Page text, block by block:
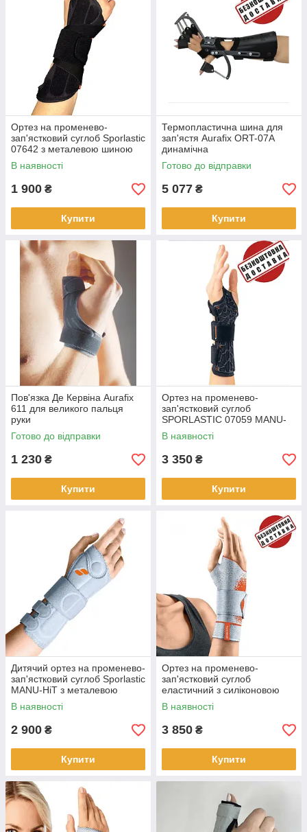
Ортез на променево-
зап'ястковий суглоб Sporlastic
07642 з металевою шиною
В наявності
1 900 ₴
Купити
Термопластична шина для
зап'ястя Aurafix ORT-07А
динамічна
Готово до відправки
5 077 ₴
Купити
Пов'язка Де Кервіна Aurafix
611 для великого пальця
руки
Готово до відправки
1 230 ₴
Купити
Ортез на променево-
зап'ястковий суглоб
SPORLASTIC 07059 MANU-
CAST ORGANIC
В наявності
3 350 ₴
Купити
Дитячий ортез на променево-
зап'ястковий суглоб Sporlastic
MANU-HiT з металевою
шиною
В наявності
2 900 ₴
Купити
Ортез на променево-
зап'ястковий суглоб
еластичний з силіконовою
подушкою MANUDYN
SUPREME 07157
В наявності
3 850 ₴
Купити